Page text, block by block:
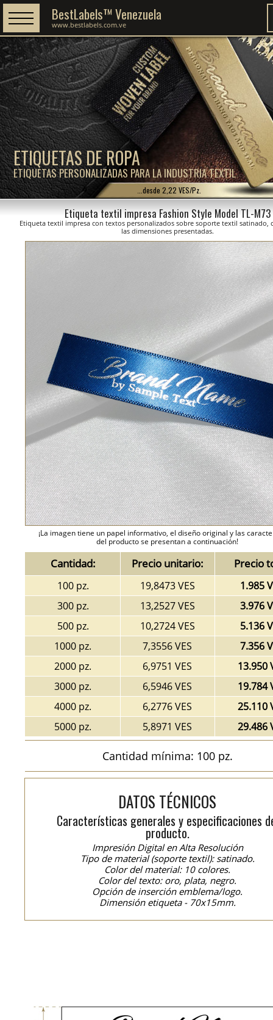
ETIQUETAS DE ROPA
ETIQUETAS PERSONALIZADAS PARA LA INDUSTRIA TEXTIL
BestLabels™ Venezuela
www.bestlabels.com.ve
...desde 2,22 VES/Pz.
Etiqueta textil impresa Fashion Style Model TL-M73
Etiqueta textil impresa con textos personalizados sobre soporte textil satinado,
las dimensiones presentadas.
¡La imagen tiene un papel informativo, el diseño original y las
del producto se presentan a continuación!
Cantidad: Precio unitario: Precio
100 pz. 19,8473 VES
1.985
300 pz.
13,2527 VES
3.976
500 pz.
10,2724 VES
5.136
1000 pz.
7,3556 VES
7.356
2000 pz.
6,9751 VES
13.950
3000 pz.
6,5946 VES
19.784
4000 pz.
6,2776 VES
25.110
5000 pz.
5,8971 VES 29.486
Cantidad mínima: 100 pz.
DATOS TÉCNICOS
Características generales y especificaciones
producto.
Impresión Digital en Alta Resolución
Tipo de material (soporte textil): satinado.
Color del material: 10 colores.
Color del texto: oro, plata, negro.
Opción de inserción emblema/logo.
Dimensión etiqueta - 70x15mm.